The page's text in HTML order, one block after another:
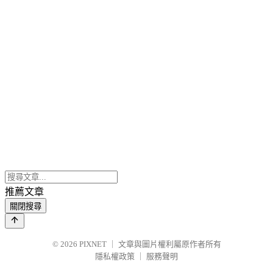
推薦文章
關閉搜尋
© 2026 PIXNET
文章與圖片權利屬原作者所有
隱私權政策
服務聲明